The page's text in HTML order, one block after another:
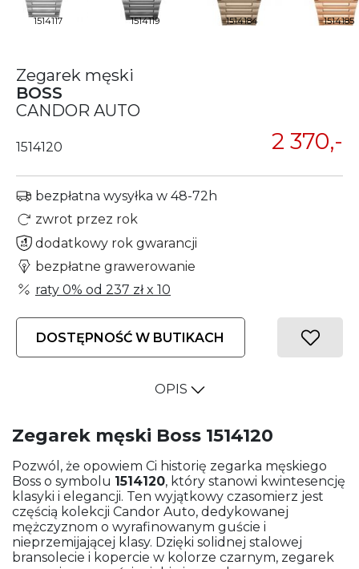
1514117 1514119 1514184 1514185
Zegarek męski
BOSS
CANDOR AUTO
1514120 2 370,-
bezpłatna wysyłka w 48-72h
zwrot przez rok
dodatkowy rok gwarancji
bezpłatne grawerowanie
raty 0% od 237 złx 10
DOSTĘPNOŚĆ W BUTIKACH
OPIS
Zegarek męski Boss 1514120
Pozwól, że opowiem Ci historię zegarka męskiego
Boss o symbolu 1514120, który stanowi kwintesencję
klasyki i elegancji. Ten wyjątkowy czasomierz jest ​​
częścią kolekcji Candor Auto, dedykowanej
mężczyznom o wyrafinowanym guście i
nieprzemijającej klasy. Dzięki solidnej stalowej
bransolecie i kopercie w kolorze czarnym, zegarek